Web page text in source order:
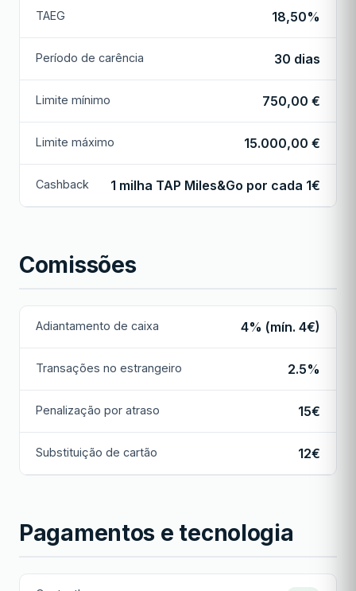
TAEG 18,50%
Período de carência 30 dias
Limite mínimo 750,00 €
Limite máximo 15.000,00 €
Cashback 1 milha TAP Miles&Go por cada 1€
Comissões
Adiantamento de caixa 4% (mín. 4€)
Transações no estrangeiro 2.5%
Penalização por atraso 15€
Substituição de cartão 12€
Pagamentos e tecnologia